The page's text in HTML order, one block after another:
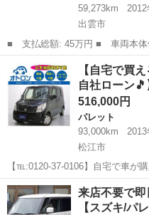
59,273km
2012
出雲市
■ 支払総額: 45万円 ■ 車両本体価格： 350,000 円 ■ メーカー
名： スズキ ■ 車種名： パレ
ＩＩ 社外ナビ 社外アルミ 両
ート スマートキ...
出雲市 パレット
【自宅で買
自社ローン🎵
516,000円
パレット
93,000km
2013
松江市
【℡:0120-37-0106】自宅で車
除く) 今回のお車の詳細はこちらから↓仮審査も◎
https://otoron.jp/lists/detail/
島根 松江市 パレット
来店不要で
【スズキ/パ